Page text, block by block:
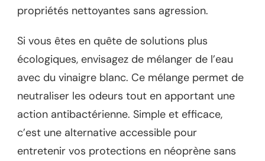
propriétés nettoyantes sans agression.
Si vous êtes en quête de solutions plus
écologiques, envisagez de mélanger de l’eau
avec du vinaigre blanc. Ce mélange permet de
neutraliser les odeurs tout en apportant une
action antibactérienne. Simple et efficace,
c’est une alternative accessible pour
entretenir vos protections en néoprène sans